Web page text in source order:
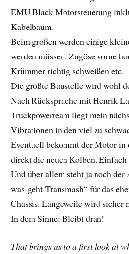
EMU Black Motorsteuerung
Kabelbaum.
Beim großen werden einige
werden müssen. Zugöse vorne
Krümmer richtig schweißen etc.
Die größte Baustelle wird wohl
Nach Rücksprache mit Henrik
Truckpowerteam liegt mein
Vibrationen in den viel zu
Eventuell bekommt der Motor in
direkt die neuen Kolben. Einfach
Und über allem steht ja noch der
was-geht-Transmash“ für das
Chassis. Langeweile wird sicher
In dem Sinne: Bleibt dran!
That brings us to a first look at